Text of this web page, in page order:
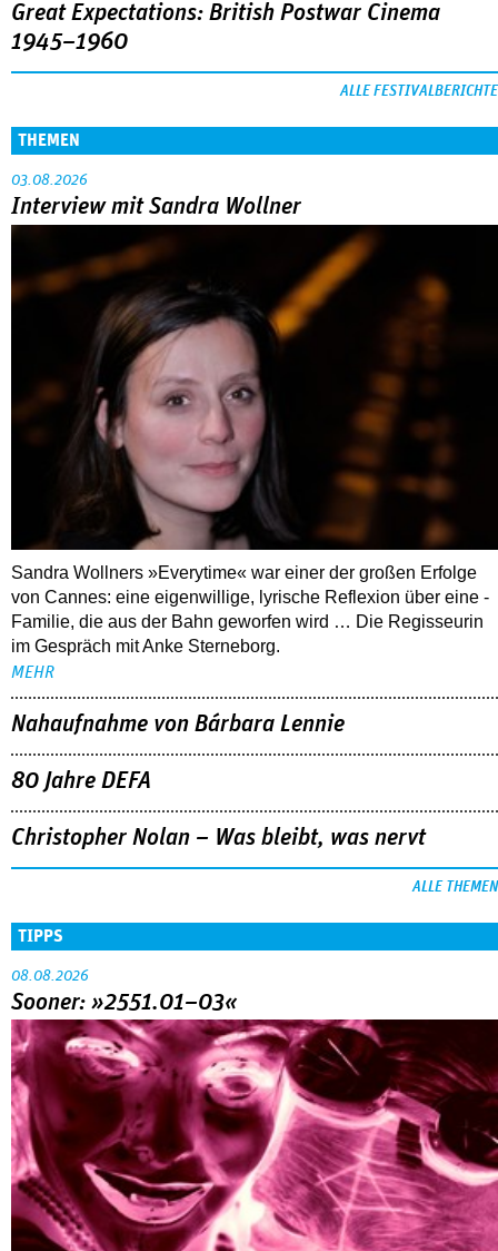
Great Expectations: British Postwar Cinema
1945–1960
ALLE FESTIVALBERICHTE
THEMEN
03.08.2026
Interview mit Sandra Wollner
Sandra Wollners »Everytime« war einer der großen Erfolge
von Cannes: eine eigenwillige, lyrische Reflexion über eine ­
Familie, die aus der Bahn geworfen wird … Die Regisseurin
im Gespräch mit Anke Sterneborg.
MEHR
Nahaufnahme von Bárbara Lennie
80 Jahre DEFA
Christopher Nolan – Was bleibt, was nervt
ALLE THEMEN
TIPPS
08.08.2026
Sooner: »2551.01–03«